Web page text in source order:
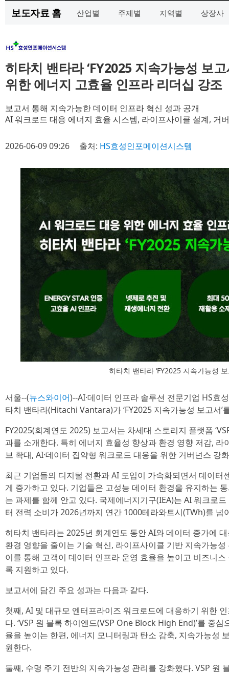
보도자료 홈 산업별 주제별 지역별 상장사
히타치 밴타라 ‘FY2025 지속가능성 보
위한 에너지 고효율 인프라 리더십 강조
보고서 통해 지속가능한 데이터 인프라 혁신 성과 공개
AI 워크로드 대응 에너지 효율 시스템, 라이프사이클 설계, 거
2026-06-09 09:26 출처: HS효성인포메이션시스템
히타치 밴타라 ‘FY2025 지속가능성 보
서울--(뉴스와이어)--AI·데이터 인프라 솔루션 전문기업 HS효
타치 밴타라(Hitachi Vantara)가 ‘FY2025 지속가능성 보고서’
FY2025(회계연도 2025) 보고서는 차세대 스토리지 플랫폼
과를 소개한다. 특히 에너지 효율성 향상과 환경 영향 저감,
브 확대, AI·데이터 집약형 워크로드 대응을 위한 거버넌스 강
최근 기업들의 디지털 전환과 AI 도입이 가속화되면서 데이터
게 증가하고 있다. 기업들은 고성능 데이터 환경을 유지하는
는 과제를 함께 안고 있다. 국제에너지기구(IEA)는 AI 워크로
터 전력 소비가 2026년까지 연간 1000테라와트시(TWh)를 넘
히타치 밴타라는 2025년 회계연도 동안 AI와 데이터 증가에
환경 영향을 줄이는 기술 혁신, 라이프사이클 기반 지속가능
이를 통해 고객이 데이터 인프라 운영 효율을 높이고 비즈니
록 지원하고 있다.
보고서에 담긴 주요 성과는 다음과 같다.
첫째, AI 및 대규모 엔터프라이즈 워크로드에 대응하기 위한
다. ‘VSP 원 블록 하이엔드(VSP One Block High End)’를 중
율을 높이는 한편, 에너지 모니터링과 탄소 감축, 지속가능성
원한다.
둘째, 수명 주기 전반의 지속가능성 관리를 강화했다. VSP 원